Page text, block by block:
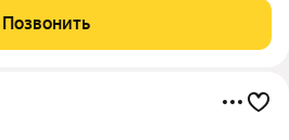
машин, детские игровые
и многое другое.
Позвонить